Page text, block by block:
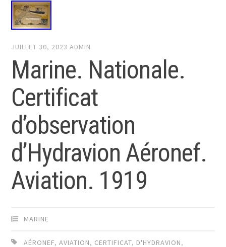
JUILLET 30, 2023 ADMIN
Marine. Nationale.
Certificat
d’observation
d’Hydravion Aéronef.
Aviation. 1919
MARINE
AÉRONEF,AVIATION, CERTIFICAT, D'HYDRAVION,